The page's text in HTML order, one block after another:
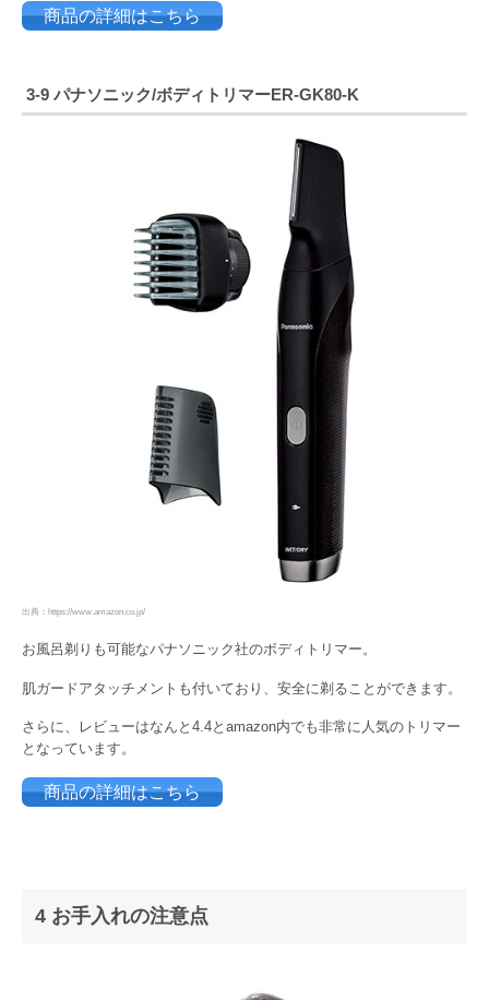
商品の詳細はこちら
3-9 パナソニック/ボディトリマーER-GK80-K
出典：https://www.amazon.co.jp/
お風呂剃りも可能なパナソニック社のボディトリマー。
肌ガードアタッチメントも付いており、安全に剃ることができます。
さらに、レビューはなんと4.4とamazon内でも非常に人気のトリマー
となっています。
商品の詳細はこちら
4 お手入れの注意点